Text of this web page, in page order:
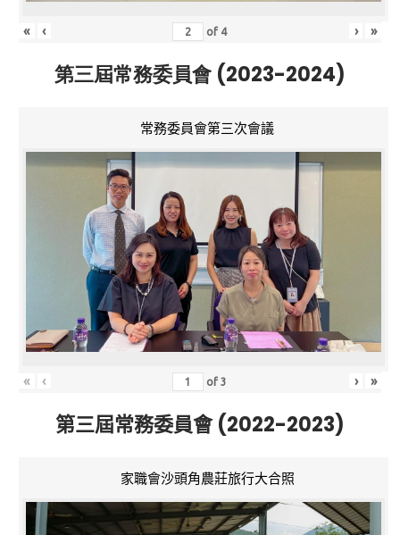
« ‹ of 4 › »
第三屆常務委員會 (2023-2024)
常務委員會第三次會議
« ‹ of3 › »
第三屆常務委員會 (2022-2023)
家職會沙頭角農莊旅行大合照